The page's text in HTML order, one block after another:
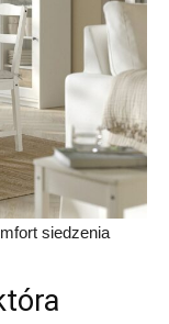
siedzenia